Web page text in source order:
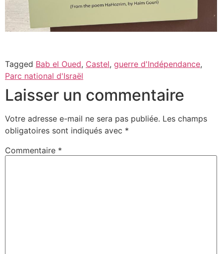
Tagged Bab el Oued, Castel, guerre d'Indépendance,
Parc national d'Israël
Laisser un commentaire
Votre adresse e-mail ne sera pas publiée. Les champs
obligatoires sont indiqués avec *
Commentaire *